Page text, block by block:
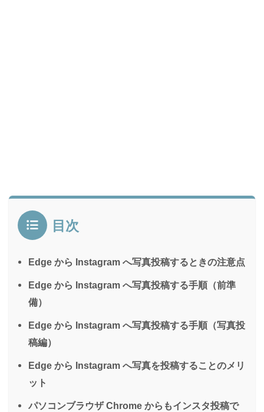
目次
Edge から Instagram へ写真投稿するときの注意点
Edge から Instagram へ写真投稿する手順（前準
備）
Edge から Instagram へ写真投稿する手順（写真投
稿編）
Edge から Instagram へ写真を投稿することのメリ
ット
パソコンブラウザ Chrome からもインスタ投稿で